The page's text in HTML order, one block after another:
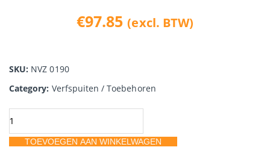
€97.85 (excl. BTW)
SKU: NVZ 0190
Category: Verfspuiten / Toebehoren
Finixa
nylon
verfzeefjes
TOEVOEGEN AAN WINKELWAGEN